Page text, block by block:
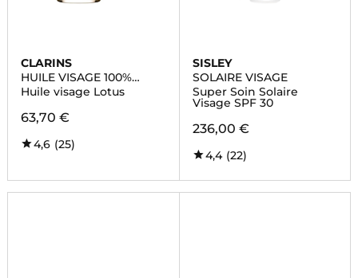
CLARINS
HUILE VISAGE 100%
EXTRAITS DE PLANTES
Huile visage Lotus
63,70 €
4,6 (25)
SISLEY
SOLAIRE VISAGE
Super Soin Solaire
Visage SPF 30
236,00 €
4,4 (22)